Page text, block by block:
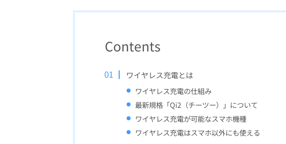
Contents
ワイヤレス充電とは
ワイヤレス充電の仕組み
最新規格「Qi2（チーツー）」について
ワイヤレス充電が可能なスマホ機種
ワイヤレス充電はスマホ以外にも使える